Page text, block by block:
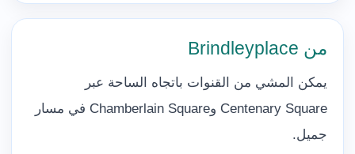
من Brindleyplace
يمكن المشي من القنوات باتجاه الساحة عبر
Centenary Square وChamberlain Square في مسار
جميل.